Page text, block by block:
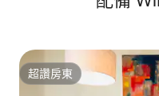
超讚房東
超讚房東